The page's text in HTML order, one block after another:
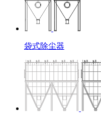
袋式除尘器